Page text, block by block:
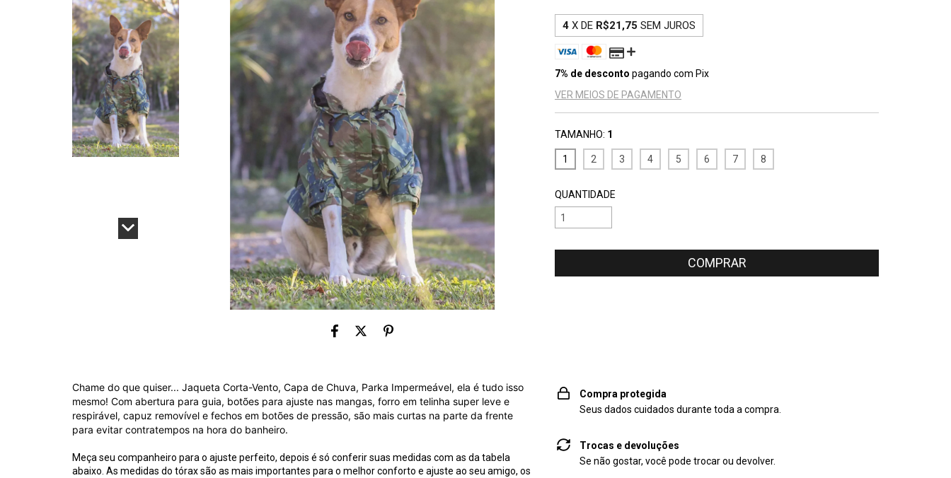
Chame do que quiser... Jaqueta Corta-Vento, Capa de Chuva, Parka Impermeável, ela é tudo isso
mesmo! Com abertura para guia, botões para ajuste nas mangas, forro em telinha super leve e
respirável, capuz removível e fechos em botões de pressão, são mais curtas na parte da frente
para evitar contratempos na hora do banheiro.
Meça seu companheiro para o ajuste perfeito, depois é só conferir suas medidas com as da tabela
abaixo. As medidas do tórax são as mais importantes para o melhor conforto e ajuste ao seu amigo, os
4 X DE R$21,75 SEM JUROS
7% de desconto pagando com Pix
VER MEIOS DE PAGAMENTO
TAMANHO: 1
1 2 3 4 5 6 7 8
QUANTIDADE
Compra protegida
Seus dados cuidados durante toda a compra.
Trocas e devoluções
Se não gostar, você pode trocar ou devolver.